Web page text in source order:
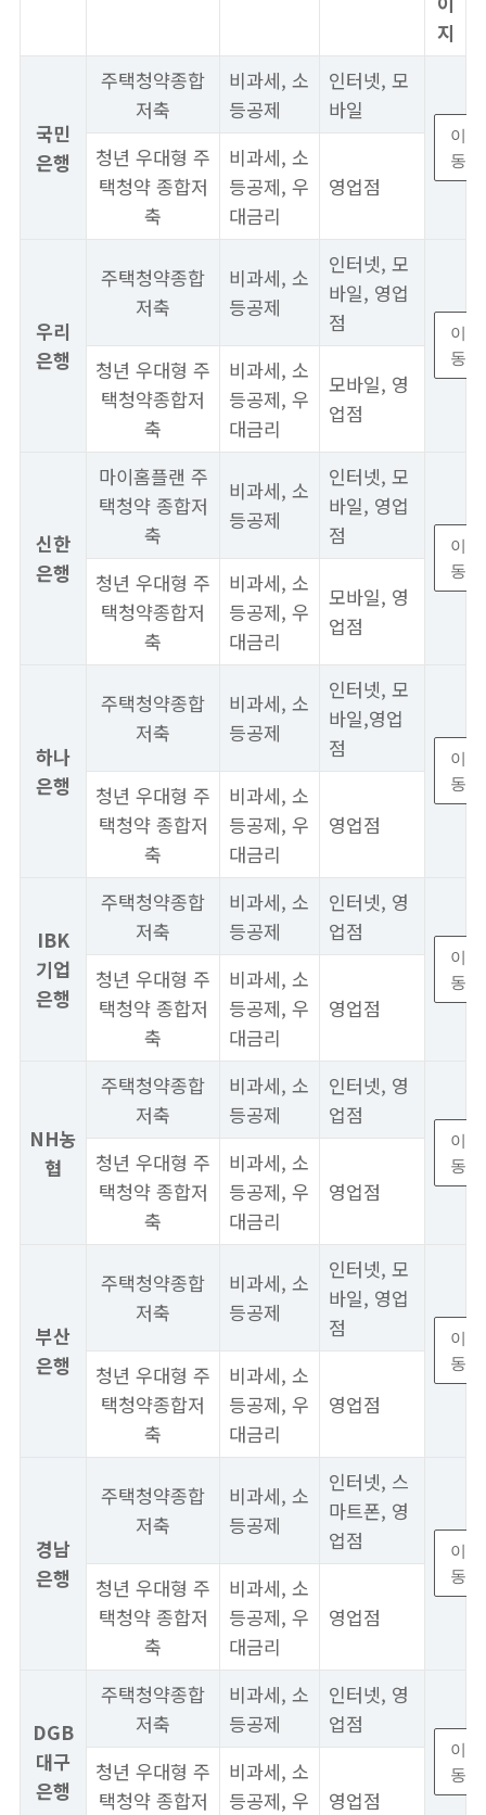
지
국민
은행
주택청약종합
저축
비과세, 소
등공제
인터넷, 모
바일
이
동
청년 우대형 주
택청약 종합저
축
비과세, 소
등공제, 우
대금리
영업점
우리
은행
주택청약종합
저축
비과세, 소
등공제
인터넷, 모
바일, 영업
점
이
동
청년 우대형 주
택청약종합저
축
비과세, 소
등공제, 우
대금리
모바일, 영
업점
신한
은행
마이홈플랜 주
택청약 종합저
축
비과세, 소
등공제
인터넷, 모
바일, 영업
점
이
동
청년 우대형 주
택청약종합저
축
비과세, 소
등공제, 우
대금리
모바일, 영
업점
하나
은행
주택청약종합
저축
비과세, 소
등공제
인터넷, 모
바일,영업
점
이
동
청년 우대형 주
택청약 종합저
축
비과세, 소
등공제, 우
대금리
영업점
IBK
기업
은행
주택청약종합
저축
비과세, 소
등공제
인터넷, 영
업점
이
동
청년 우대형 주
택청약 종합저
축
비과세, 소
등공제, 우
대금리
영업점
NH농
협
주택청약종합
저축
비과세, 소
등공제
인터넷, 영
업점
이
동
청년 우대형 주
택청약 종합저
축
비과세, 소
등공제, 우
대금리
영업점
부산
은행
주택청약종합
저축
비과세, 소
등공제
인터넷, 모
바일, 영업
점
이
동
청년 우대형 주
택청약종합저
축
비과세, 소
등공제, 우
대금리
영업점
경남
은행
주택청약종합
저축
비과세, 소
등공제
인터넷, 스
마트폰, 영
업점
이
동
청년 우대형 주
택청약 종합저
축
비과세, 소
등공제, 우
대금리
영업점
DGB
대구
은행
주택청약종합
저축
비과세, 소
등공제
인터넷, 영
업점
이
동
청년 우대형 주
택청약 종합저
비과세, 소
등공제, 우
영업점